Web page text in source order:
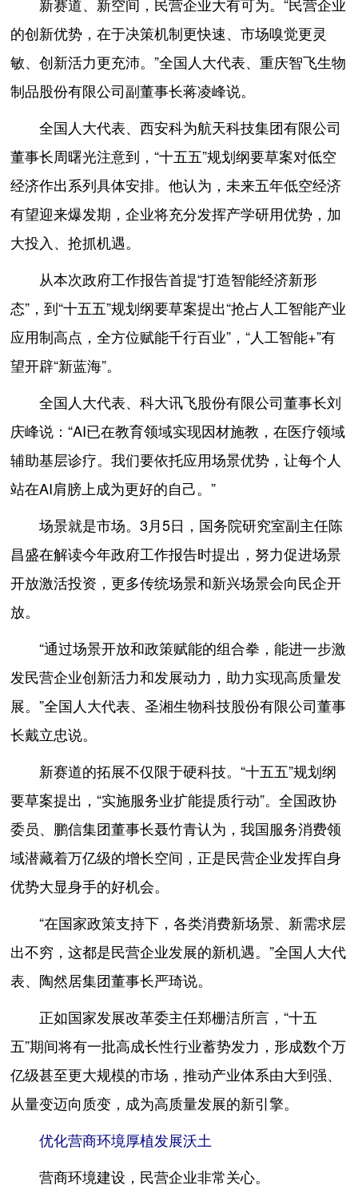
新赛道、新空间，民营企业大有可为。“民营企业
的创新优势，在于决策机制更快速、市场嗅觉更灵
敏、创新活力更充沛。”全国人大代表、重庆智飞生物
制品股份有限公司副董事长蒋凌峰说。
全国人大代表、西安科为航天科技集团有限公司
董事长周曙光注意到，“十五五”规划纲要草案对低空
经济作出系列具体安排。他认为，未来五年低空经济
有望迎来爆发期，企业将充分发挥产学研用优势，加
大投入、抢抓机遇。
从本次政府工作报告首提“打造智能经济新形
态”，到“十五五”规划纲要草案提出“抢占人工智能产业
应用制高点，全方位赋能千行百业”，“人工智能+”有
望开辟“新蓝海”。
全国人大代表、科大讯飞股份有限公司董事长刘
庆峰说：“AI已在教育领域实现因材施教，在医疗领域
辅助基层诊疗。我们要依托应用场景优势，让每个人
站在AI肩膀上成为更好的自己。”
场景就是市场。3月5日，国务院研究室副主任陈
昌盛在解读今年政府工作报告时提出，努力促进场景
开放激活投资，更多传统场景和新兴场景会向民企开
放。
“通过场景开放和政策赋能的组合拳，能进一步激
发民营企业创新活力和发展动力，助力实现高质量发
展。”全国人大代表、圣湘生物科技股份有限公司董事
长戴立忠说。
新赛道的拓展不仅限于硬科技。“十五五”规划纲
要草案提出，“实施服务业扩能提质行动”。全国政协
委员、鹏信集团董事长聂竹青认为，我国服务消费领
域潜藏着万亿级的增长空间，正是民营企业发挥自身
优势大显身手的好机会。
“在国家政策支持下，各类消费新场景、新需求层
出不穷，这都是民营企业发展的新机遇。”全国人大代
表、陶然居集团董事长严琦说。
正如国家发展改革委主任郑栅洁所言，“十五
五”期间将有一批高成长性行业蓄势发力，形成数个万
亿级甚至更大规模的市场，推动产业体系由大到强、
从量变迈向质变，成为高质量发展的新引擎。
优化营商环境厚植发展沃土
营商环境建设，民营企业非常关心。